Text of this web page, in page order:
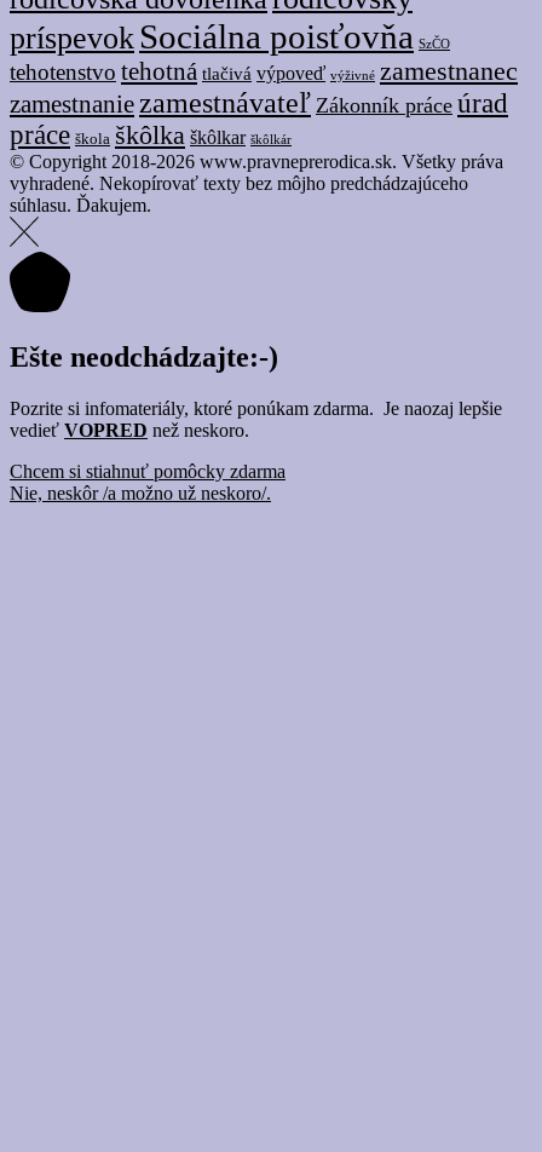
príspevok Sociálna poisťovňa SzČO
tehotenstvo tehotná tlačivá výpoveď výživné zamestnanec
zamestnanie zamestnávateľ Zákonník práce úrad
práce škola škôlka škôlkar škôlkár
© Copyright 2018-2026 www.pravneprerodica.sk. Všetky práva
vyhradené. Nekopírovať texty bez môjho predchádzajúceho
súhlasu. Ďakujem.
Ešte neodchádzajte:-)
Pozrite si infomateriály, ktoré ponúkam zdarma. Je naozaj lepšie
vedieť VOPRED než neskoro.
Chcem si stiahnuť pomôcky zdarma
Nie, neskôr /a možno už neskoro/.